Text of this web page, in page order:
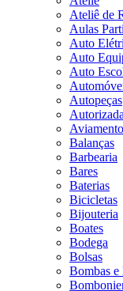
Ateliê de
Aulas
Auto
Auto
Auto
Autopeças
Autorizada
Balanças
Barbearia
Bares
Baterias
Bicicletas
Bijouteria
Boates
Bodega
Bolsas
Bombas e